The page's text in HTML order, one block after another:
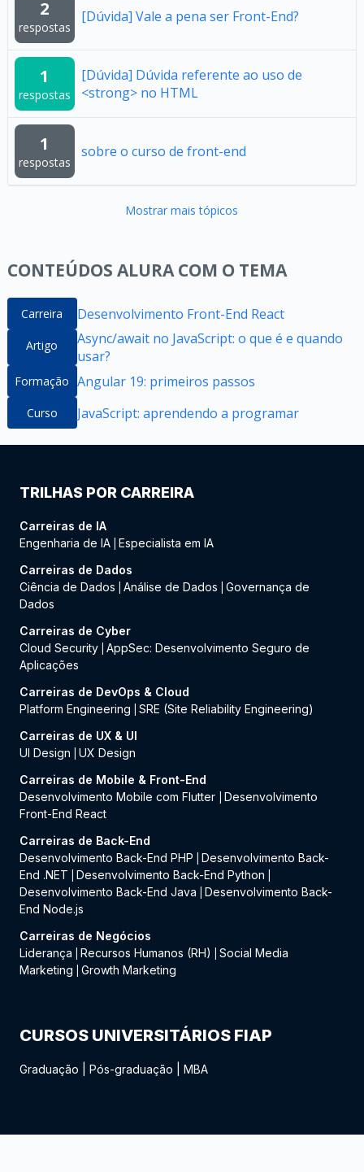
2
respostas
[Dúvida] Vale a pena ser Front-End?
1
respostas
[Dúvida] Dúvida referente ao uso de
<strong> no HTML
1
respostas
sobre o curso de front-end
Mostrar mais tópicos
CONTEÚDOS ALURA COM O TEMA
Carreira Desenvolvimento Front-End React
Artigo
Async/await no JavaScript: o que é e quando
usar?
Formação Angular 19: primeiros passos
Curso JavaScript: aprendendo a programar
TRILHAS POR CARREIRA
Carreiras de IA
Engenharia de IA Especialista em IA
Carreiras de Dados
Ciência de Dados
Análise de Dados
Governança de
Dados
Carreiras de Cyber
Cloud Security AppSec: Desenvolvimento Seguro de
Aplicações
Carreiras de DevOps & Cloud
Platform Engineering
SRE (Site Reliability Engineering)
Carreiras de UX & UI
UI Design
UX Design
Carreiras de Mobile & Front-End
Desenvolvimento Mobile com Flutter
Desenvolvimento
Front-End React
Carreiras de Back-End
Desenvolvimento Back-End PHP
Desenvolvimento Back-
End .NET
Desenvolvimento Back-End Python
Desenvolvimento Back-End Java
Desenvolvimento Back-
End Node.js
Carreiras de Negócios
Liderança
Recursos Humanos (RH)
Social Media
Marketing
Growth Marketing
CURSOS UNIVERSITÁRIOS FIAP
Graduação Pós-graduação MBA